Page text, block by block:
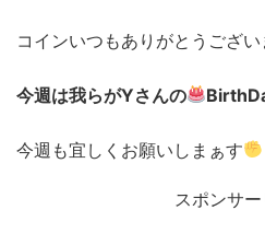
コインいつもありがとうござい
今週は我らがYさんの
今週も宜しくお願いしまぁす
スポンサ